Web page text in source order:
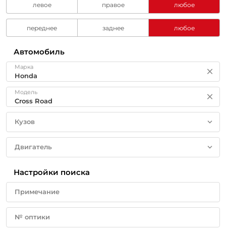
левое правое любое
переднее заднее любое
Автомобиль
Марка
Модель
Кузов
Двигатель
Настройки поиска
Примечание
№ оптики